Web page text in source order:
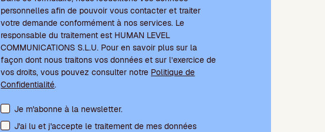
personnelles afin de pouvoir vous contacter et traiter
votre demande conformément à nos services. Le
responsable du traitement est HUMAN LEVEL
COMMUNICATIONS S.L.U. Pour en savoir plus sur la
façon dont nous traitons vos données et sur l’exercice de
vos droits, vous pouvez consulter notre Politique de
Confidentialité.
Acceptation des conditions et abonnement à la newsletter
Je m'abonne à la newsletter.
J'ai lu et j'accepte le traitement de mes données